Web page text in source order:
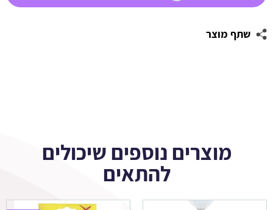
דאי
שתף מוצר
מוצרים נוספים שיכולים
להתאים